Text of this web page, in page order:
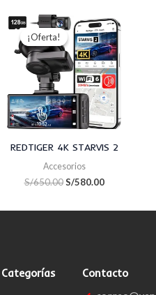
¡Oferta!
¡Oferta!
REDTIGER 4K STARVIS 2
Accesorios
S/650.00
El
precio
original
era:
S/650.00.
S/580.00
El
precio
actual
es:
S/580.00.
Categorías
Contacto